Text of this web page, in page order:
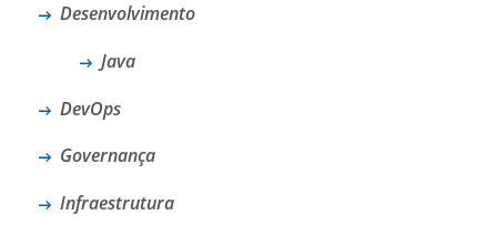
Desenvolvimento
Java
DevOps
Governança
Infraestrutura